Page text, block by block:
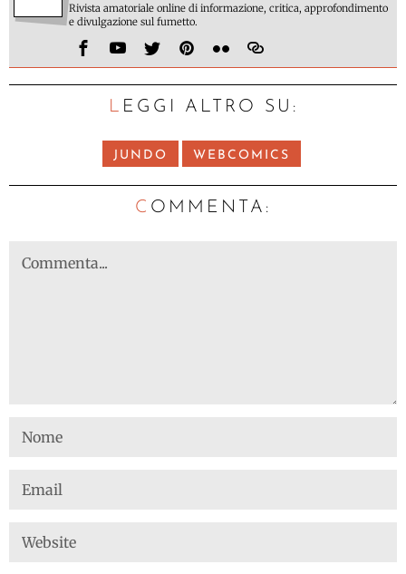
Rivista amatoriale online di informazione, critica, approfondimento
e divulgazione sul fumetto.
LEGGI ALTRO SU:
JUNDO WEBCOMICS
C OMMENTA: